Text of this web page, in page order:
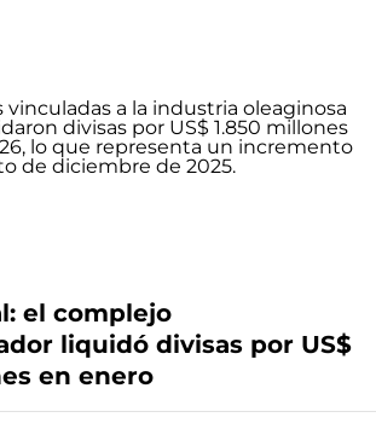
el complejo
liquidó divisas por US$
en enero